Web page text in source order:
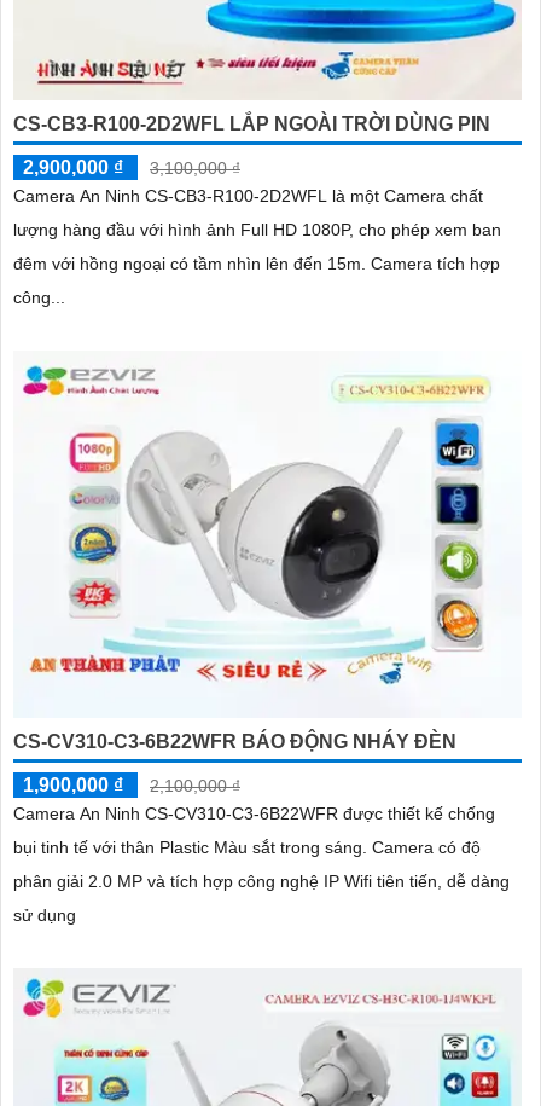
CS-CB3-R100-2D2WFL LẮP NGOÀI TRỜI DÙNG PIN
2,900,000 ₫
3,100,000 ₫
Camera An Ninh CS-CB3-R100-2D2WFL là một Camera chất
lượng hàng đầu với hình ảnh Full HD 1080P, cho phép xem ban
đêm với hồng ngoại có tầm nhìn lên đến 15m. Camera tích hợp
công...
CS-CV310-C3-6B22WFR BÁO ĐỘNG NHÁY ĐÈN
1,900,000 ₫
2,100,000 ₫
Camera An Ninh CS-CV310-C3-6B22WFR được thiết kế chống
bụi tinh tế với thân Plastic Màu sắt trong sáng. Camera có độ
phân giải 2.0 MP và tích hợp công nghệ IP Wifi tiên tiến, dễ dàng
sử dụng